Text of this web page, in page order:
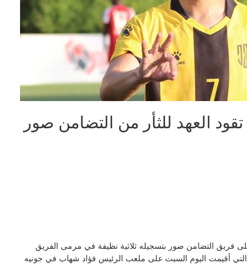
العهد للثأر من التضامن صور
فريق التضامن صور بتسجيله ثلاثية نظيفة في مرمى الفريق
(0/2) في المباراة التي أقيمت اليوم السبت على ملعب الرئيس فؤاد شهاب في جونيه